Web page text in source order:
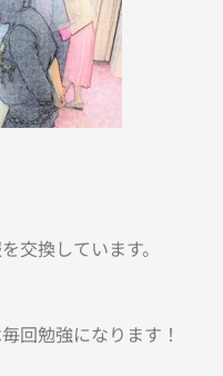
交換しています。
回勉強になります！